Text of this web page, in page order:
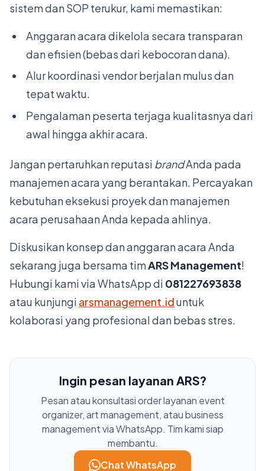
sistem dan SOP terukur, kami memastikan:
Anggaran acara dikelola secara transparan
dan efisien (bebas dari kebocoran dana).
Alur koordinasi vendor berjalan mulus dan
tepat waktu.
Pengalaman peserta terjaga kualitasnya dari
awal hingga akhir acara.
Jangan pertaruhkan reputasi brandAnda pada
manajemen acara yang berantakan. Percayakan
kebutuhan eksekusi proyek dan manajemen
acara perusahaan Anda kepada ahlinya.
Diskusikan konsep dan anggaran acara Anda
sekarang juga bersama timARS Management!
Hubungi kami via WhatsApp di 081227693838
atau kunjungi arsmanagement.iduntuk
kolaborasi yang profesional dan bebas stres.
Ingin pesan layanan ARS?
Pesan atau konsultasi order layanan event
organizer, art management, atau business
management via WhatsApp. Tim kami siap
membantu.
Chat WhatsApp